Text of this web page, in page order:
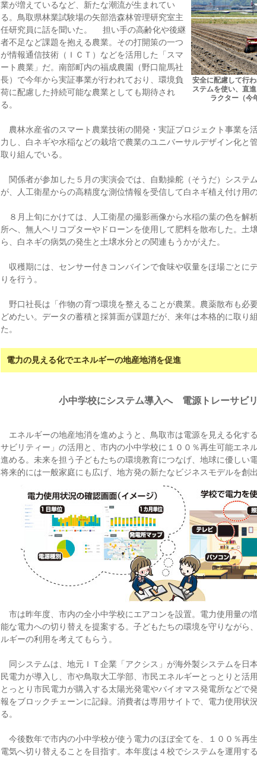
安全に配慮して行
ステムを使い、直
ラクター（今
業が増えているなど、新たな潮流が生まれてい
る。鳥取県林業試験場の矢部浩森林管理研究室主
任研究員に話を聞いた。
担い手の高齢化や後継
者不足など課題を抱える農業。その打開策の一つ
が情報通信技術（ＩＣＴ）などを活用した「スマ
ート農業」だ。南部町内の福成農園（野口龍馬社
長）で今年から実証事業が行われており、環境負
荷に配慮した持続可能な農業としても期待され
る。
農林水産省のスマート農業技術の開発・実証プロジェクト事業を
力し、白ネギや水稲などの栽培で農業のユニバーサルデザイン化と
取り組んでいる。
関係者が参加した５月の実演会では、自動操舵（そうだ）システ
が、人工衛星からの高精度な測位情報を受信して白ネギ植え付け用
８月上旬にかけては、人工衛星の撮影画像から水稲の葉の色を解
所へ、無人ヘリコプターやドローンを使用して肥料を散布した。土
ら、白ネギの病気の発生と土壌水分との関連もうかがえた。
収穫期には、センサー付きコンバインで食味や収量をほ場ごとに
りを行う。
野口社長は「作物の育つ環境を整えることが農業。農薬散布も必
どめたい。データの蓄積と採算面が課題だが、来年は本格的に取り
た。
電力の見える化でエネルギーの地産地消を促進
小中学校にシステム導入へ 電源トレーサビ
エネルギーの地産地消を進めようと、鳥取市は電源を見える化す
サビリティー」の活用と、市内の小中学校に１００％再生可能エネ
進める。未来を担う子どもたちの環境教育につなげ、地球に優しい
将来的には一般家庭にも広げ、地方発の新たなビジネスモデルを創出
市は昨年度、市内の全小中学校にエアコンを設置。電力使用量の
能な電力への切り替えを提案する。子どもたちの環境を守りながら
ルギーの利用を考えてもらう。
同システムは、地元ＩＴ企業「アクシス」が海外製システムを日
民電力が導入し、市や鳥取大工学部、市民エネルギーとっとりと活
とっとり市民電力が購入する太陽光発電やバイオマス発電所などで
報をブロックチェーンに記録。消費者は専用サイトで、電力使用状
る。
今後数年で市内の小中学校が使う電力のほぼ全てを、１００％再
電気へ切り替えることを目指す。本年度は４校でシステムを運用す